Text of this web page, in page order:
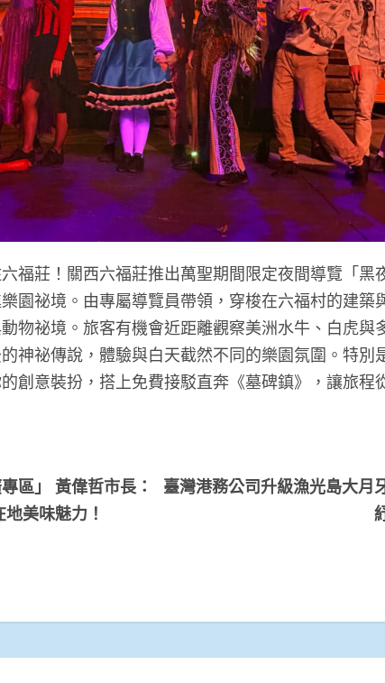
福莊！關西六福莊推出萬聖期間限定夜間導覽「黑
園祕境。由專屬導覽員帶領，穿梭在六福村的建築
物祕境。旅客有機會近距離觀察美洲水牛、白虎與
神祕傳說，體驗與白天截然不同的樂園氛圍。特別
創意裝扮，搭上免費接駁直奔《墓碑鎮》，讓旅程
區」 黃偉哲市長：
美味魅力！
臺灣港務公司升級漁光島大月